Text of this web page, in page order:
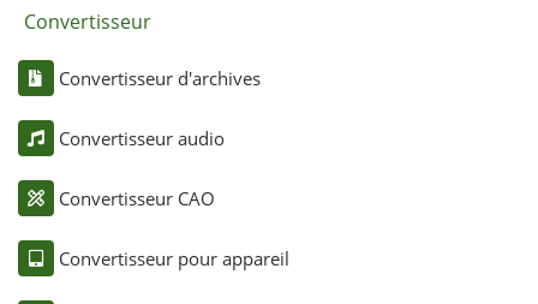
Convertisseur
Convertisseur d'archives
Convertisseur audio
Convertisseur CAO
Convertisseur pour appareil